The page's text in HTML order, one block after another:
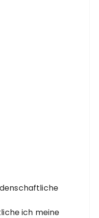
ich meine